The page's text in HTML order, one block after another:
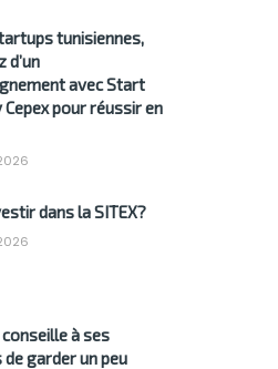
tunisiennes,
d’un
avec Start
Cepex pour réussir en
dans la SITEX?
conseille à ses
garder un peu